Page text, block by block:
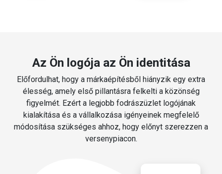
Az Ön logója az Ön identitása
Előfordulhat, hogy a márkaépítésből hiányzik egy extra
élesség, amely első pillantásra felkelti a közönség
figyelmét. Ezért a legjobb fodrászüzlet logójának
kialakítása és a vállalkozása igényeinek megfelelő
módosítása szükséges ahhoz, hogy előnyt szerezzen a
versenypiacon.